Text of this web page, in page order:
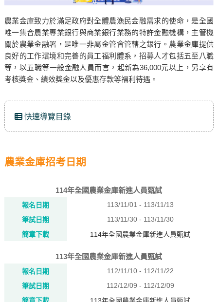
農業金庫致力於滿足政府對全體農漁民金融需求的使命，是全國
唯一集合農業專業銀行與商業銀行業務的特許金融機構，主管機
關於農業金融署，是唯一非屬金管會管轄之銀行。農業金庫提供
良好的工作環境和完善的員工福利體系，招募人才包括五至八職
等，以五職等一般金融人員而言，起新為36,000元以上，另享有
考核獎金、績效獎金以及優惠存款等福利待遇。
快速導覽目錄
農業金庫招考日期
114年全國農業金庫新進人員甄試
報名日期
113/11/01 - 113/11/13
筆試日期
113/11/30 - 113/11/30
簡章下載
114年全國農業金庫新進人員甄試
113年全國農業金庫新進人員甄試
報名日期
112/11/10 - 112/11/22
筆試日期
112/12/09 - 112/12/09